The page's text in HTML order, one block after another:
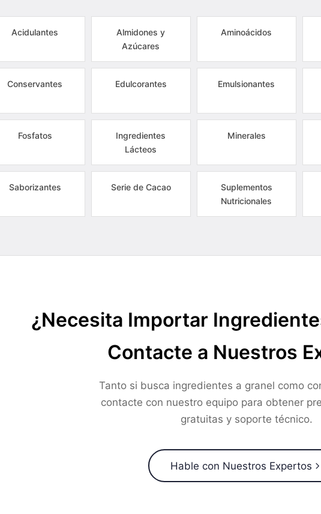
Acidulantes
Almidones y
Azúcares
Aminoácidos
Conservantes Edulcorantes Emulsionantes
Fosfatos
Ingredientes
Lácteos
Minerales
Saborizantes Serie de Cacao
Suplementos
Nutricionales
¿Necesita Importar
Contacte a Nuestros
Tanto si busca ingredientes a granel como
contacte con nuestro equipo para obtener
gratuitas y soporte técnico.
Hable con Nuestros Expertos